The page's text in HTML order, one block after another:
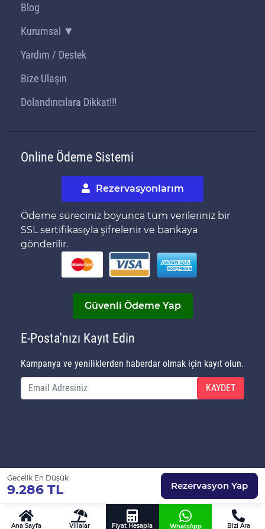
Gecelik En Düşük
9.286 TL Rezervasyon Yap
Blog
Kurumsal ▼
Yardım / Destek
Bize Ulaşın
Dolandırıcılara Dikkat!!!
Online Ödeme Sistemi
Rezervasyonlarım
Ödeme süreciniz boyunca tüm verileriniz bir
SSL sertifikasıyla şifrelenir ve bankaya
gönderilir.
Güvenli Ödeme Yap
E-Posta'nızı Kayıt Edin
Kampanya ve yeniliklerden haberdar olmak için kayıt olun.
KAYDET
© Copyright 2020 Villa Gezegeni Kiralık Villa | Tüm
Hakları Saklıdır...
Ana Sayfa Villalar Fiyat Hesapla WhatsApp Bizi Ara